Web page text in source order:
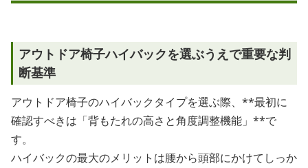
アウトドア椅子ハイバックを選ぶうえで重要な判
断基準
アウトドア椅子のハイバックタイプを選ぶ際、**最初に
確認すべきは「背もたれの高さと角度調整機能」**で
す。
ハイバックの最大のメリットは腰から頭部にかけてしっか